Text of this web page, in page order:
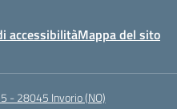
accessibilitàMappa del sito
- 28045 Invorio (NO)